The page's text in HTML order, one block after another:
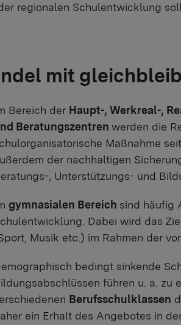
regionalen Schulentwicklung
mit
Bereich der Haupt-, Werkreal-,
Beratungszentren werden die
Maßnahme
der nachhaltigen
, Unterstützungs- und
gymnasialen Bereich sind häufig
Dabei wird das
Musik etc.) im Rahmen der
bedingt sinkende
führen u. a. zu
Berufsschulklassen
ein Erhalt des Angebotes in